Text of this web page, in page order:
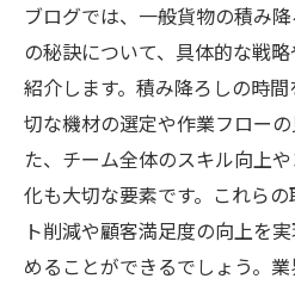
ブログでは、一般貨物の積み
の秘訣について、具体的な戦
紹介します。積み降ろしの時
切な機材の選定や作業フロー
た、チーム全体のスキル向上
化も大切な要素です。これら
ト削減や顧客満足度の向上を
めることができるでしょう。